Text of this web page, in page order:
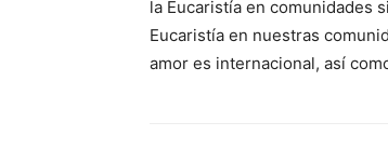
la Eucaristía en comunidades
Eucaristía en nuestras
amor es internacional, así